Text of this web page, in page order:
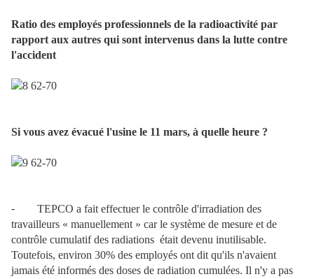
Ratio des employés professionnels de la radioactivité par
rapport aux autres qui sont intervenus dans la lutte contre
l'accident
Si vous avez évacué l'usine le 11 mars, à quelle heure ?
-
TEPCO a fait effectuer le contrôle d'irradiation des
travailleurs « manuellement » car le système de mesure et de
contrôle cumulatif des radiations était devenu inutilisable.
Toutefois, environ 30% des employés ont dit qu'ils n'avaient
jamais été informés des doses de radiation cumulées. Il n'y a pas